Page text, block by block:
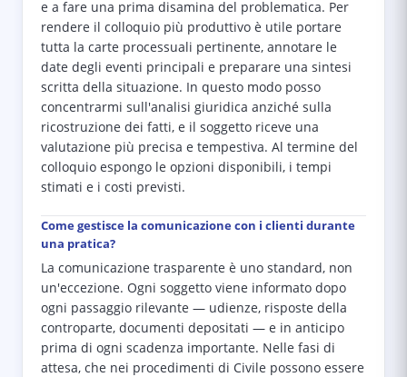
e a fare una prima disamina del problematica. Per
rendere il colloquio più produttivo è utile portare
tutta la carte processuali pertinente, annotare le
date degli eventi principali e preparare una sintesi
scritta della situazione. In questo modo posso
concentrarmi sull'analisi giuridica anziché sulla
ricostruzione dei fatti, e il soggetto riceve una
valutazione più precisa e tempestiva. Al termine del
colloquio espongo le opzioni disponibili, i tempi
stimati e i costi previsti.
Come gestisce la comunicazione con i clienti durante
una pratica?
La comunicazione trasparente è uno standard, non
un'eccezione. Ogni soggetto viene informato dopo
ogni passaggio rilevante — udienze, risposte della
controparte, documenti depositati — e in anticipo
prima di ogni scadenza importante. Nelle fasi di
attesa, che nei procedimenti di Civile possono essere